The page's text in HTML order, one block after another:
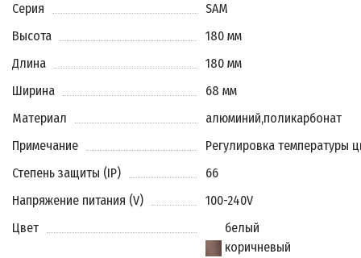
Серия
SAM
Высота
180 мм
Длина
180 мм
Ширина
68 мм
Материал
алюминий,поликарбонат
Примечание
Регулировка температуры
Степень защиты (IP)
66
Напряжение питания (V)
100-240V
Цвет
белый
коричневый